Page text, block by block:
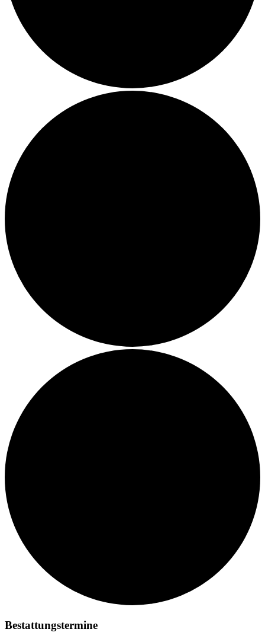
Bestattungstermine